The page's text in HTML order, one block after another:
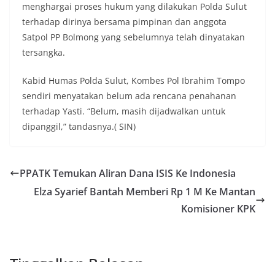
menghargai proses hukum yang dilakukan Polda Sulut
terhadap dirinya bersama pimpinan dan anggota
Satpol PP Bolmong yang sebelumnya telah dinyatakan
tersangka.
Kabid Humas Polda Sulut, Kombes Pol Ibrahim Tompo
sendiri menyatakan belum ada rencana penahanan
terhadap Yasti. “Belum, masih dijadwalkan untuk
dipanggil,” tandasnya.( SIN)
PPATK Temukan Aliran Dana ISIS Ke Indonesia
Elza Syarief Bantah Memberi Rp 1 M Ke Mantan
Komisioner KPK